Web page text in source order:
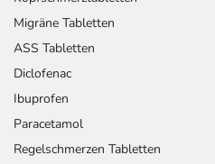
Migräne Tabletten
ASS Tabletten
Diclofenac
Ibuprofen
Paracetamol
Regelschmerzen Tabletten